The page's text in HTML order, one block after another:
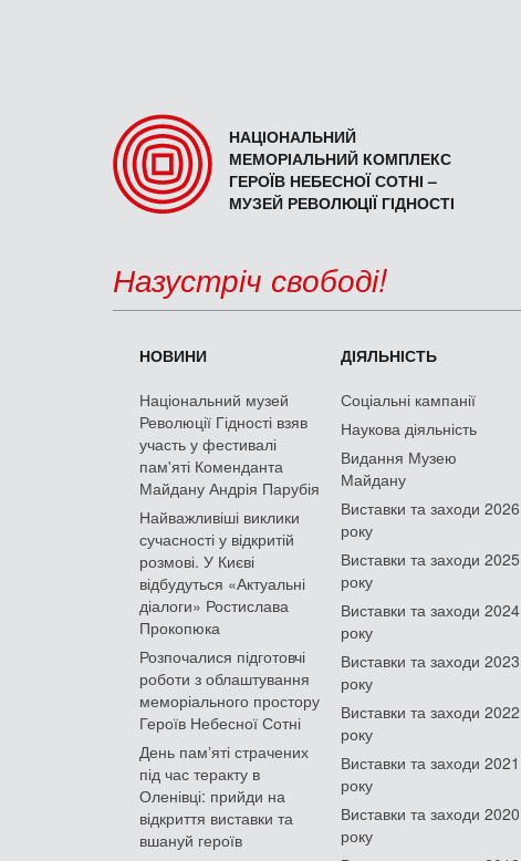
НАЦІОНАЛЬНИЙ
МЕМОРІАЛЬНИЙ КОМПЛЕКС
ГЕРОЇВ НЕБЕСНОЇ СОТНІ –
МУЗЕЙ РЕВОЛЮЦІЇ ГІДНОСТІ
Назустріч свободі!
НОВИНИ
Національний музей
Революції Гідності взяв
участь у фестивалі
пам'яті Коменданта
Майдану Андрія Парубія
Найважливіші виклики
сучасності у відкритій
розмові. У Києві
відбудуться «Актуальні
діалоги» Ростислава
Прокопюка
Розпочалися підготовчі
роботи з облаштування
меморіального простору
Героїв Небесної Сотні
День памʼяті страчених
під час теракту в
Оленівці: прийди на
відкриття виставки та
вшануй героїв
ДІЯЛЬНІСТЬ
Соціальні кампанії
Наукова діяльність
Видання Музею
Майдану
Виставки та заходи 2026
року
Виставки та заходи 2025
року
Виставки та заходи 2024
року
Виставки та заходи 2023
року
Виставки та заходи 2022
року
Виставки та заходи 2021
року
Виставки та заходи 2020
року